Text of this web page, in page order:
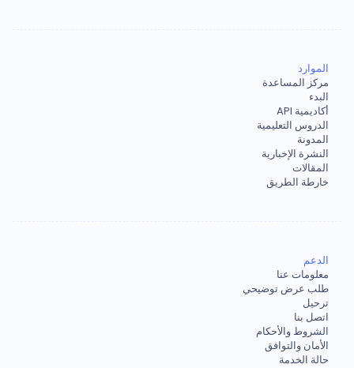
الموارد
مركز المساعدة
البدء
أكاديمية API
الدروس التعليمية
المدونة
النشرة الإخبارية
المقالات
خارطة الطريق
الدعم
معلومات عنا
طلب عرض توضيحي
ترحيل
اتصل بنا
الشروط والأحكام
الأمان والتوافق
حالة الخدمة